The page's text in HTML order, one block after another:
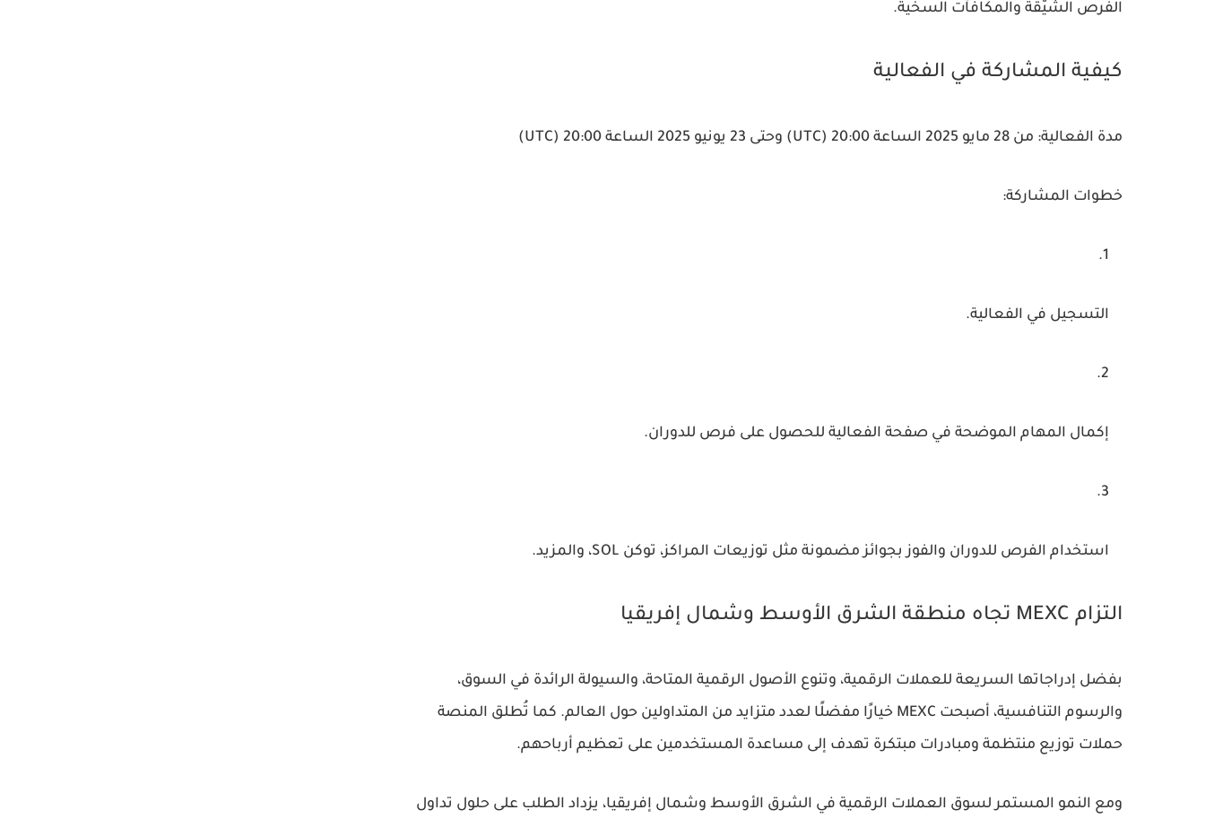
الفرص الشيّقة والمكافآت السخية.
كيفية المشاركة في الفعالية
مدة الفعالية: من 28 مايو 2025 الساعة 20:00 (UTC) وحتى 23 يونيو 2025 الساعة 20:00 (UTC)
خطوات المشاركة:
التسجيل في الفعالية.
إكمال المهام الموضحة في صفحة الفعالية للحصول على فرص للدوران.
استخدام الفرص للدوران والفوز بجوائز مضمونة مثل توزيعات المراكز، توكن SOL، والمزيد.
التزام MEXC تجاه منطقة الشرق الأوسط وشمال إفريقيا
بفضل إدراجاتها السريعة للعملات الرقمية، وتنوع الأصول الرقمية المتاحة، والسيولة الرائدة في السوق،
والرسوم التنافسية، أصبحت MEXC خيارًا مفضلًا لعدد متزايد من المتداولين حول العالم. كما تُطلق المنصة
حملات توزيع منتظمة ومبادرات مبتكرة تهدف إلى مساعدة المستخدمين على تعظيم أرباحهم.
ومع النمو المستمر لسوق العملات الرقمية في الشرق الأوسط وشمال إفريقيا، يزداد الطلب على حلول تداول